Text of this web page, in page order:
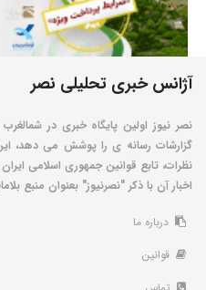
آژانس خبری تحلیلی نصر
نصر نیوز اولین پایگاه خبری در
گزارشات رسانه ی را پوشش می دهد،
نظرات، تابع قوانین جمهوری اسلامی
اخبار آن با ذکر "نصرنیوز" بعنوان منبع
درباره ما
قوانین